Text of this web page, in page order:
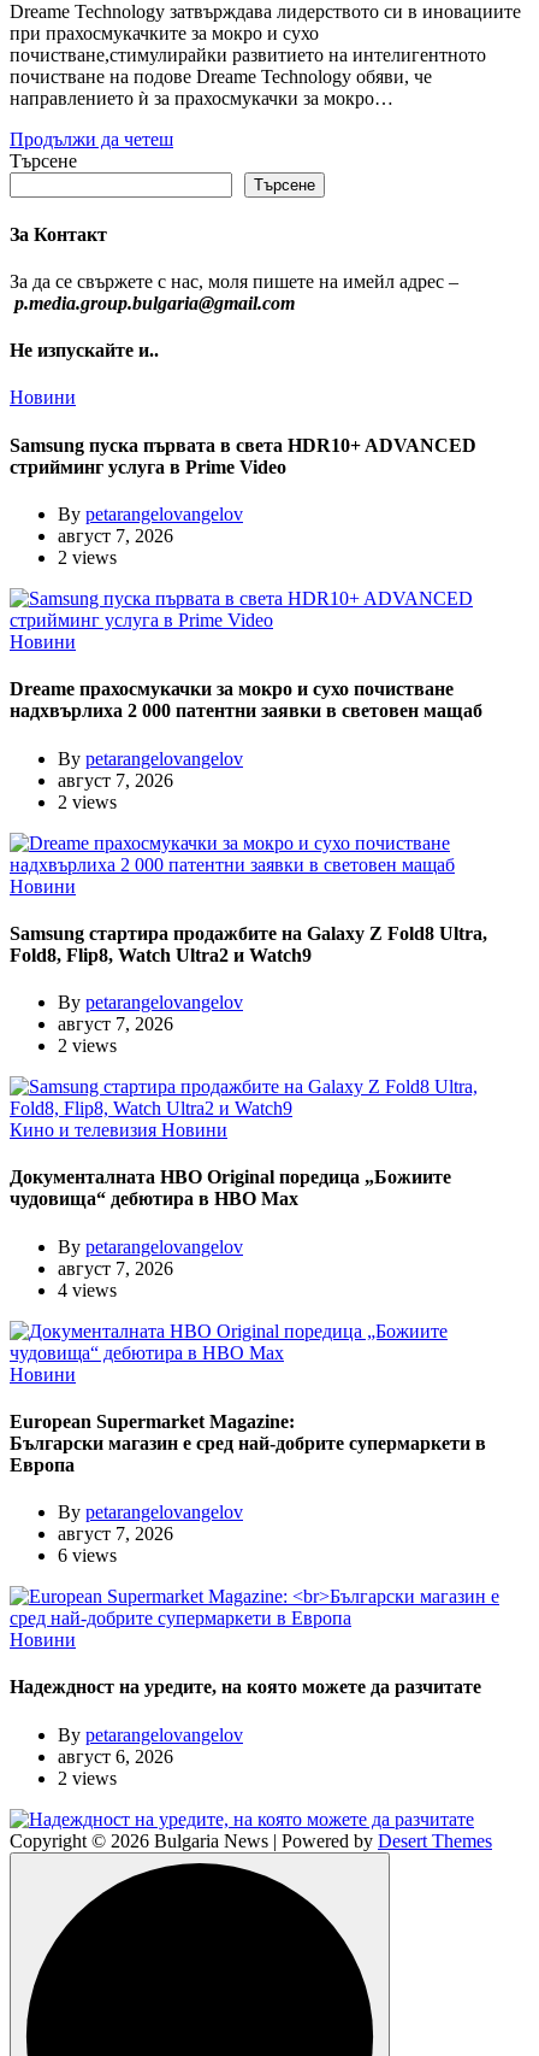
Dreame Technology затвърждава лидерството си в иновациите
при прахосмукачките за мокро и сухо
почистване,стимулирайки развитието на интелигентното
почистване на подове Dreame Technology обяви, че
направлението ѝ за прахосмукачки за мокро…
Продължи да четеш
Търсене
Търсене
За Контакт
За да се свържете с нас, моля пишете на имейл адрес –
p.media.group.bulgaria@gmail.com
Не изпускайте и..
Новини
Samsung пуска първата в света HDR10+ ADVANCED
стрийминг услуга в Prime Video
By petarangelovangelov
август 7, 2026
2 views
Новини
Dreame прахосмукачки за мокро и сухо почистване
надхвърлиха 2 000 патентни заявки в световен мащаб
By petarangelovangelov
август 7, 2026
2 views
Новини
Samsung стартира продажбите на Galaxy Z Fold8 Ultra,
Fold8, Flip8, Watch Ultra2 и Watch9
By petarangelovangelov
август 7, 2026
2 views
Кино и телевизия Новини
Документалната HBO Original поредица „Божиите
чудовища“ дебютира в HBO Max
By petarangelovangelov
август 7, 2026
4 views
Новини
European Supermarket Magazine:
Български магазин е сред най-добрите супермаркети в
Европа
By petarangelovangelov
август 7, 2026
6 views
Новини
Надеждност на уредите, на която можете да разчитате
By petarangelovangelov
август 6, 2026
2 views
Copyright © 2026 Bulgaria News | Powered by Desert Themes